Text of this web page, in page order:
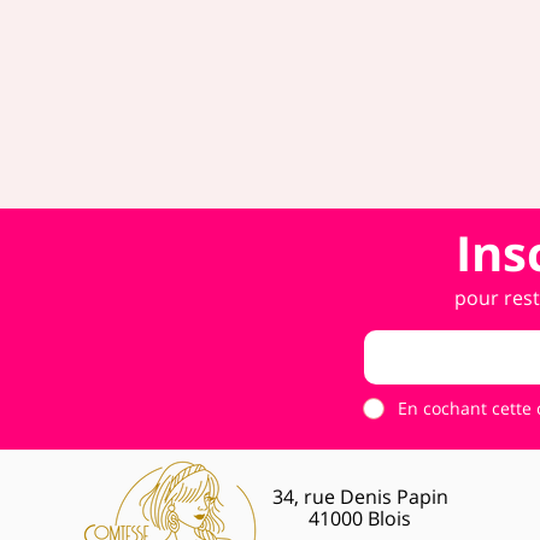
pour
En cochant cette
34, rue Denis Papin
41000 Blois